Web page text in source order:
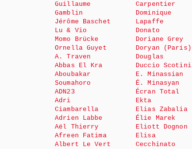
Guillaume
Gamblin
Jérôme Baschet
Lu & Vio
Momo Brücke
Ornella Guyet
A. Traven
Abbas El Kra
Aboubakar
Soumahoro
ADN23
Adri
Ciambarella
Adrien Labbe
Aël Thierry
Afreen Fatima
Albert Le Vert
Carpentier
Dominique
Lapaffe
Donato
Doriane Grey
Doryan (Paris)
Douglas
Duccio Scotini
E. Minassian
É. Minasyan
Écran Total
Ekta
Elias Zabalia
Élie Marek
Eliott Dognon
Elisa
Cecchinato